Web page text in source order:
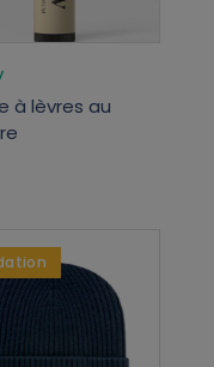
à lèvres au